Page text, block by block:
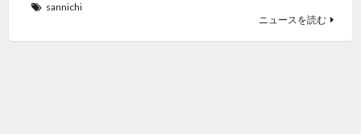
sannichi
ニュースを読む